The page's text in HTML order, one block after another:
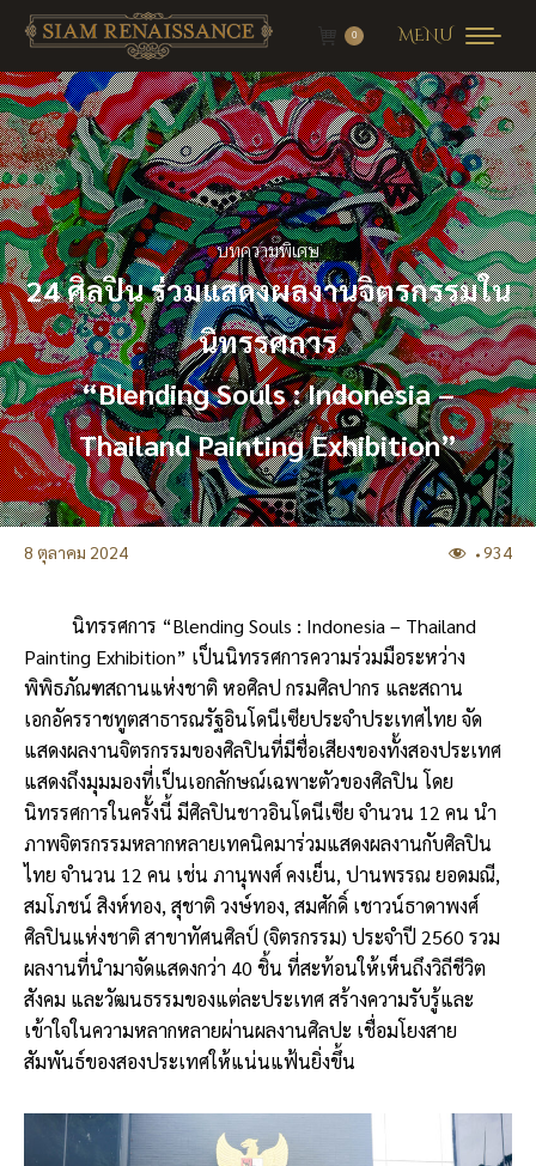
MENU
0
บทความพิเศษ
24 ศิลปิน ร่วมแสดงผลงานจิตรกรรมใน
นิทรรศการ
“Blending Souls : Indonesia –
Thailand Painting Exhibition”
นิทรรศการ “Blending Souls : Indonesia – Thailand
Painting Exhibition” เป็นนิทรรศการความร่วมมือระหว่าง
พิพิธภัณฑสถานแห่งชาติ หอศิลป กรมศิลปากร และสถาน
เอกอัครราชทูตสาธารณรัฐอินโดนีเซียประจำประเทศไทย จัด
แสดงผลงานจิตรกรรมของศิลปินที่มีชื่อเสียงของทั้งสองประเทศ
แสดงถึงมุมมองที่เป็นเอกลักษณ์เฉพาะตัวของศิลปิน โดย
นิทรรศการในครั้งนี้ มีศิลปินชาวอินโดนีเซีย จำนวน 12 คน นำ
ภาพจิตรกรรมหลากหลายเทคนิคมาร่วมแสดงผลงานกับศิลปิน
ไทย จำนวน 12 คน เช่น ภานุพงศ์ คงเย็น, ปานพรรณ ยอดมณี,
สมโภชน์ สิงห์ทอง, สุชาติ วงษ์ทอง, สมศักดิ์ เชาวน์ธาดาพงศ์
ศิลปินแห่งชาติ สาขาทัศนศิลป์ (จิตรกรรม) ประจำปี 2560 รวม
ผลงานที่นำมาจัดแสดงกว่า 40 ชิ้น ที่สะท้อนให้เห็นถึงวิถีชีวิต
สังคม และวัฒนธรรมของแต่ละประเทศ สร้างความรับรู้และ
เข้าใจในความหลากหลายผ่านผลงานศิลปะ เชื่อมโยงสาย
สัมพันธ์ของสองประเทศให้แน่นแฟ้นยิ่งขึ้น
934
8 ตุลาคม 2024